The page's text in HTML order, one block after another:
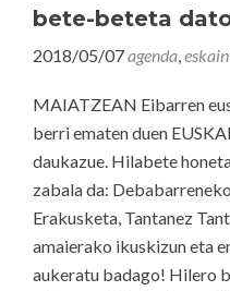
bete-beteta
2018/05/07agenda,
MAIATZEAN Eibarren
berri ematen duen
daukazue. Hilabete
zabala da:
Erakusketa, Tantanez
amaierako ikuskizun eta
aukeratu badago! Hilero